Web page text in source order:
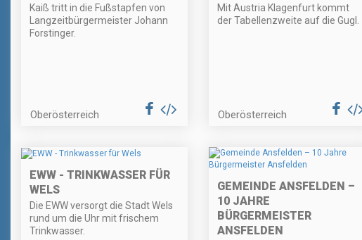
Kaiß tritt in die Fußstapfen von
Langzeitbürgermeister Johann
Forstinger.
Oberösterreich
Mit Austria Klagenfurt kommt
der Tabellenzweite auf die Gugl.
Oberösterreich
EWW - TRINKWASSER FÜR
WELS
Die EWW versorgt die Stadt Wels
rund um die Uhr mit frischem
Trinkwasser.
GEMEINDE ANSFELDEN –
10 JAHRE
BÜRGERMEISTER
ANSFELDEN